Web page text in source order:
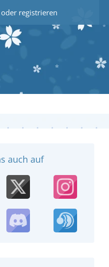
registrieren
auch auf